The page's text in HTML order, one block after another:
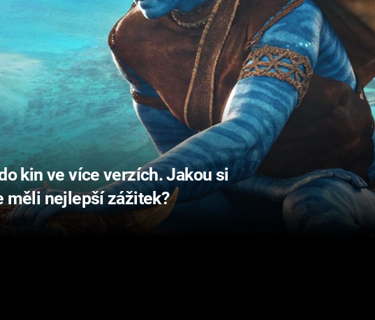
kin ve více verzích. Jakou si
měli nejlepší zážitek?